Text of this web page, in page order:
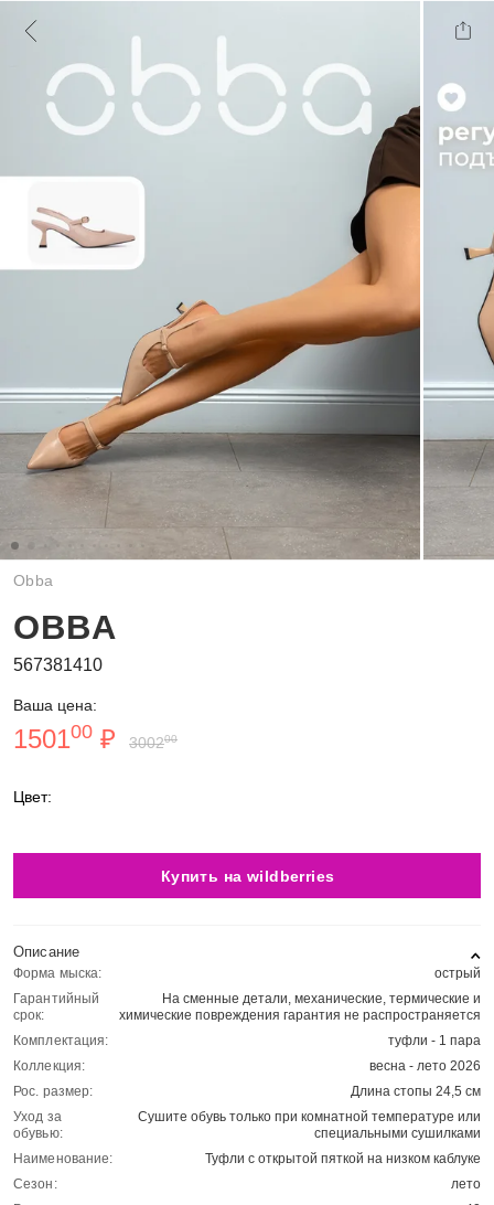
Obba
OBBA
567381410
Ваша цена:
150100 ₽ 300200
Цвет:
Купить на wildberries
Описание
Форма мыска:
острый
Гарантийный
срок:
На сменные детали, механические, термические и
химические повреждения гарантия не распространяется
Комплектация:
туфли - 1 пара
Коллекция:
весна - лето 2026
Рос. размер:
Длина стопы 24,5 см
Уход за
обувью:
Сушите обувь только при комнатной температуре или
специальными сушилками
Наименование:
Туфли с открытой пяткой на низком каблуке
Сезон:
лето